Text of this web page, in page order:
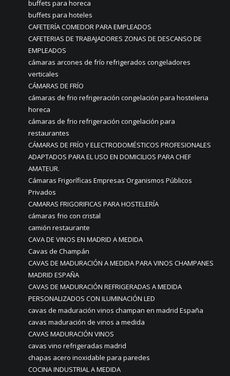
buffets para horeca
buffets para hoteles
CAFETERÍA COMEDOR PARA EMPLEADOS
CAFETERIAS DE TRABAJADORES ZONAS DE DESCANSO DE
EMPLEADOS
cámaras arcones de frío refrigerados congeladores
verticales
CÁMARAS DE FRÍO
cámaras de frio refrigeración congelación para hosteleria
horeca
cámaras de frio refrigeración congelación para
restaurantes
CÁMARAS DE FRÍO Y ELECTRODOMÉSTICOS PROFESIONALES
ADAPTADOS PARA EL USO EN DOMICILIOS PARA CHEF
AMATEUR.
Cámaras Frigoríficas Empresas Organismos Públicos
Privados
CAMARAS FRIGORIFICAS PARA HOSTELERÍA
cámaras frio con cristal
camión restaurante
CAVA DE VINOS EN MADRID A MEDIDA
Cavas de Champán
CAVAS DE MADURACIÓN A MEDIDA PARA VINOS CHAMPANES
MADRID ESPAÑA
CAVAS DE MADURACIÓN REFRIGERADAS A MEDIDA
PERSONALIZADOS CON ILUMINACIÓN LED
cavas de maduración vinos champan en madrid España
cavas maduración de vinos a medida
CAVAS MADURACIÓN VINOS
cavas vino refrigeradas madrid
chapas acero inoxidable para paredes
COCINA INDUSTRIAL A MEDIDA